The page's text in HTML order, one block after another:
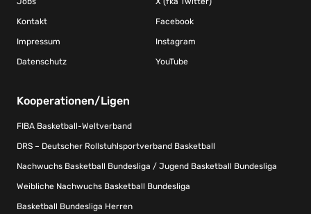
Kontakt
Impressum
Datenschutz
Facebook
Instagram
YouTube
Kooperationen/Ligen
FIBA Basketball-Weltverband
DRS – Deutscher Rollstuhlsportverband Basketball
Nachwuchs Basketball Bundesliga / Jugend Basketball Bundesliga
Weibliche Nachwuchs Basketball Bundesliga
Basketball Bundesliga Herren